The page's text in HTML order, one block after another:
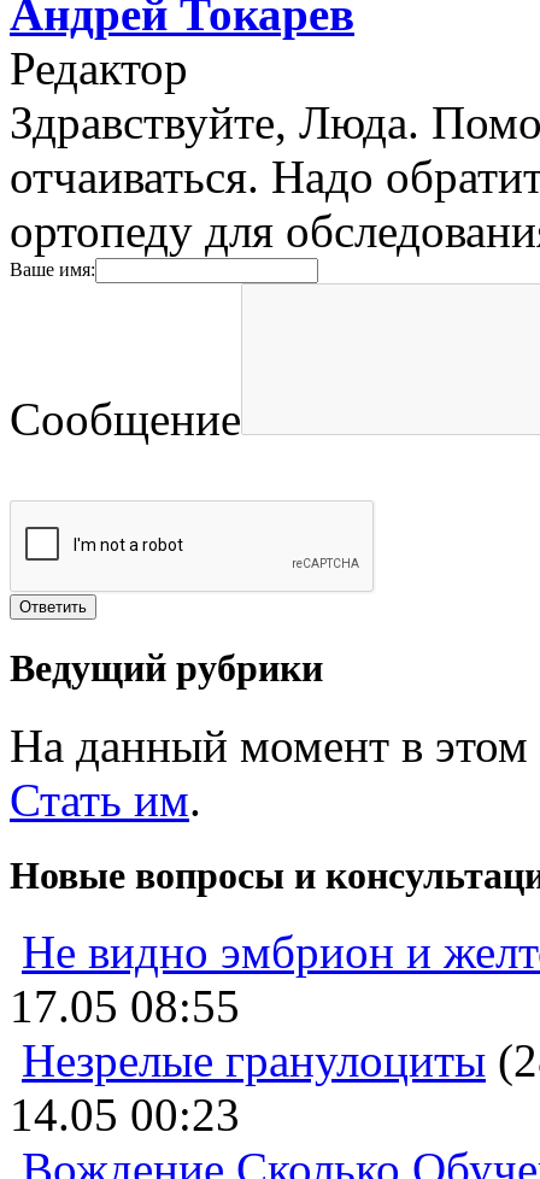
Андрей Токарев
Редактор
Здравствуйте, Люда.
отчаиваться. Надо
ортопеду для
Ваше имя:
Сообщение
Ведущий рубрики
На данный момент в этом
Стать им.
Новые вопросы и
Не видно эмбрион и
17.05 08:55
Незрелые гранулоциты
14.05 00:23